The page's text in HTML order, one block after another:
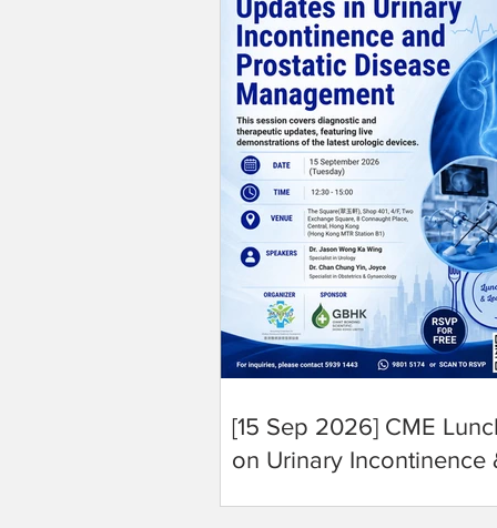
[15 Sep 2026] CME
on Urinary Incontinence